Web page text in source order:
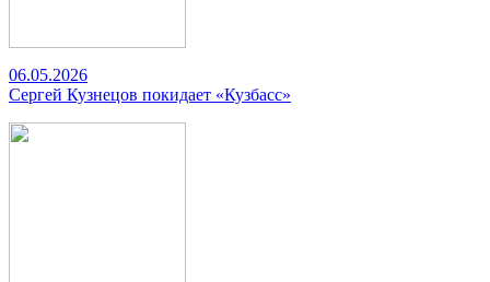
06.05.2026
Сергей Кузнецов покидает «Кузбасс»